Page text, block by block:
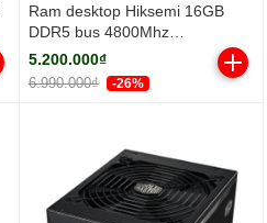
Ram desktop Hiksemi 16GB
DDR5 bus 4800Mhz
(HSC516U48Z1-16G)
5.200.000₫
6.990.000₫ -26%